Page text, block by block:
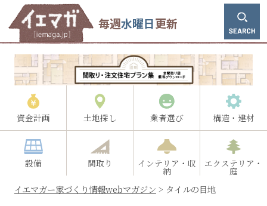
毎週水曜日更新
資金計画 土地探し 業者選び 構造・建材
設備 間取り インテリア・収
納
エクステリア・
庭
イエマガー家づくり情報webマガジン > タイルの目地